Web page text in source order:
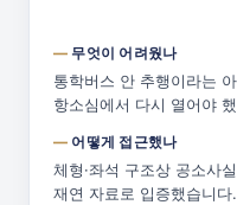
무엇이 어려웠나
통학버스 안 추행이라는
항소심에서 다시 열어야
어떻게 접근했나
체형·좌석 구조상 공소사
재연 자료로 입증했습니다.